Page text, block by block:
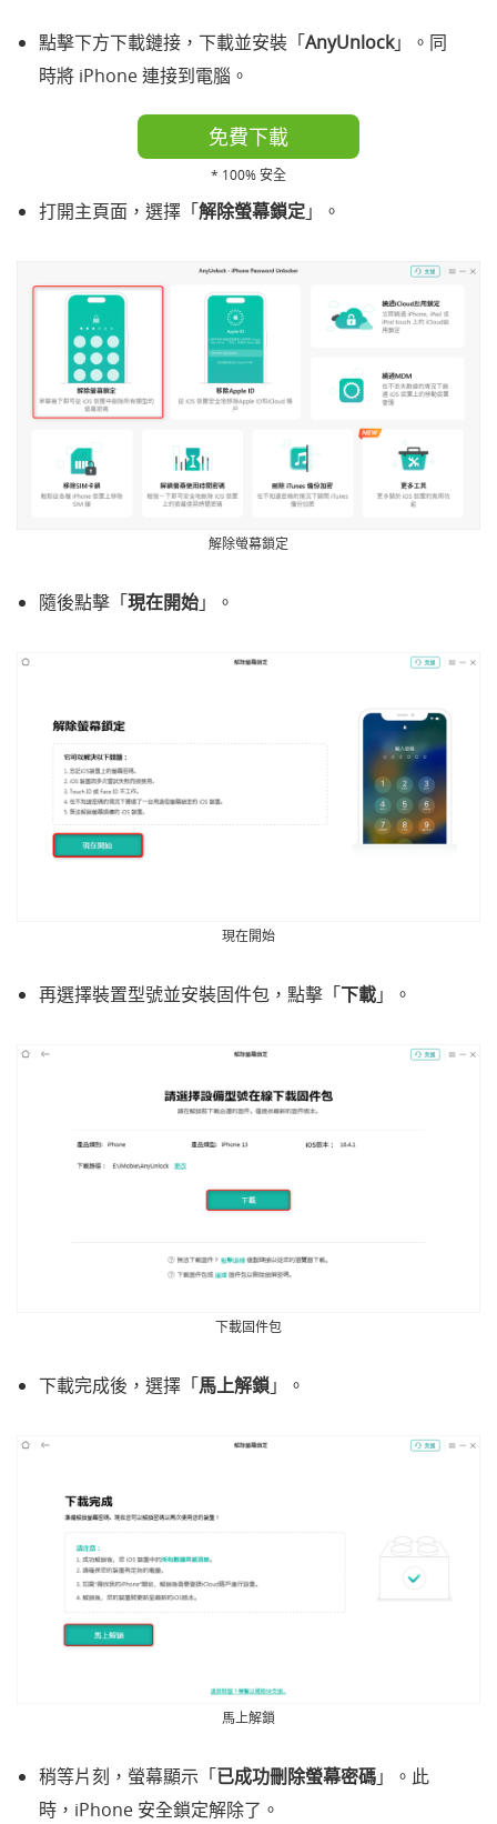
點擊下方下載鏈接，下載並安裝「AnyUnlock」。同
時將 iPhone 連接到電腦。
免費下載
* 100% 安全
打開主頁面，選擇「解除螢幕鎖定」。
解除螢幕鎖定
隨後點擊「現在開始」。
現在開始
再選擇裝置型號並安裝固件包，點擊「下載」。
下載固件包
下載完成後，選擇「馬上解鎖」。
馬上解鎖
稍等片刻，螢幕顯示「已成功刪除螢幕密碼」。此
時，iPhone 安全鎖定解除了。